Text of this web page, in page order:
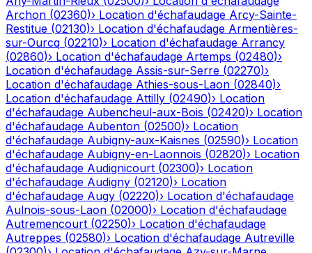
Archon (02360)› Location d'échafaudage Arcy-Sainte-
Restitue (02130)› Location d'échafaudage Armentières-
sur-Ourcq (02210)› Location d'échafaudage Arrancy
(02860)› Location d'échafaudage Artemps (02480)›
Location d'échafaudage Assis-sur-Serre (02270)›
Location d'échafaudage Athies-sous-Laon (02840)›
Location d'échafaudage Attilly (02490)› Location
d'échafaudage Aubencheul-aux-Bois (02420)› Location
d'échafaudage Aubenton (02500)› Location
d'échafaudage Aubigny-aux-Kaisnes (02590)› Location
d'échafaudage Aubigny-en-Laonnois (02820)› Location
d'échafaudage Audignicourt (02300)› Location
d'échafaudage Audigny (02120)› Location
d'échafaudage Augy (02220)› Location d'échafaudage
Aulnois-sous-Laon (02000)› Location d'échafaudage
Autremencourt (02250)› Location d'échafaudage
Autreppes (02580)› Location d'échafaudage Autreville